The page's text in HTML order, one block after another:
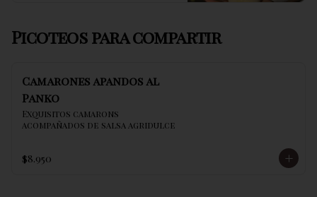
Picoteos para compartir
Camarones apandos al
Panko
Exquisitos camarons
acompañados de salsa agridulce
$8.950